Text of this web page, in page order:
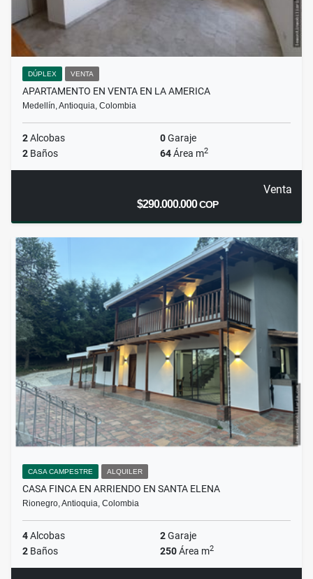
DÚPLEX VENTA
APARTAMENTO EN VENTA EN LA AMERICA
Medellín, Antioquia, Colombia
2Alcobas 0Garaje
2 Baños 64Área m2
Venta
$290.000.000COP
CASA CAMPESTRE ALQUILER
CASA FINCA EN ARRIENDO EN SANTA ELENA
Rionegro, Antioquia, Colombia
4Alcobas 2Garaje
2 Baños 250Área m2